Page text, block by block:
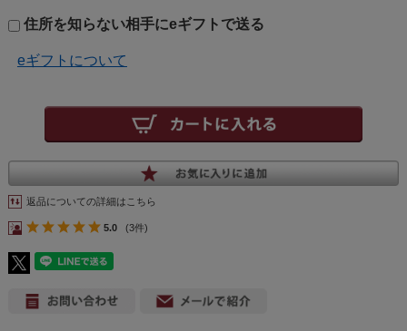
住所を知らない相手にeギフトで送る
eギフトについて
返品についての詳細はこちら
5.0 (3件)